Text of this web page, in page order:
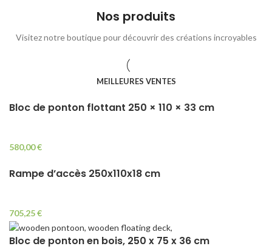
Nos produits
Visitez notre boutique pour découvrir des créations incroyables
MEILLEURES VENTES
Bloc de ponton flottant 250 × 110 × 33 cm
580,00€
Rampe d’accès 250x110x18 cm
705,25€
Bloc de ponton en bois, 250 x 75 x 36 cm